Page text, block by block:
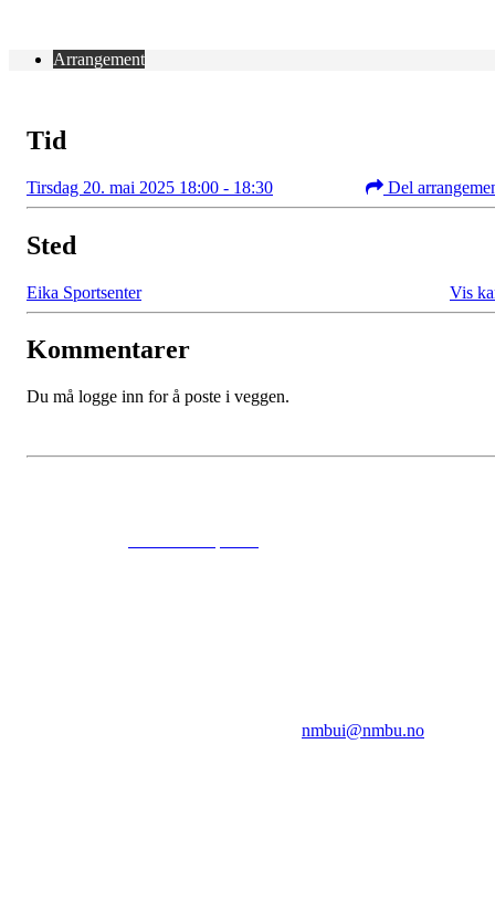
Arrangement
Tid
Tirsdag 20. mai 2025 18:00 - 18:30 Del
Sted
Eika Sportsenter Vis
Kommentarer
Du må logge inn for å poste i veggen.
nmbui@nmbu.no